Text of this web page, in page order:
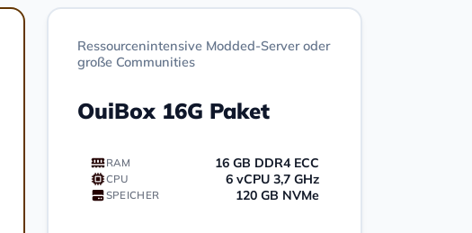
Ressourcenintensive Modded-Server oder
große Communities
OuiBox 16G Paket
RAM 16 GB DDR4 ECC
CPU 6 vCPU 3,7 GHz
SPEICHER 120 GB NVMe